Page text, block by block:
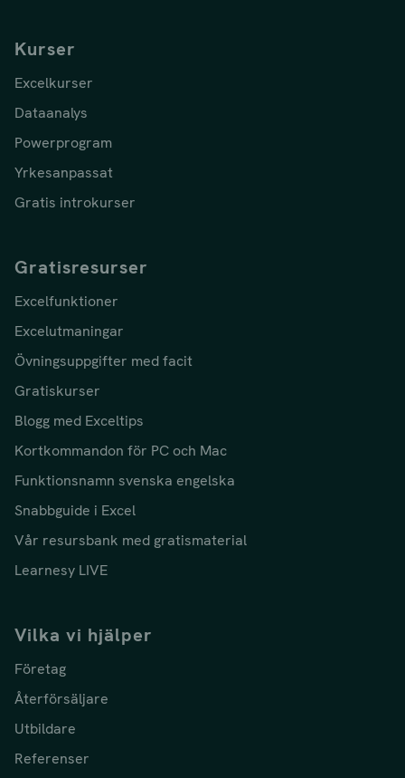
Kurser
Excelkurser
Dataanalys
Powerprogram
Yrkesanpassat
Gratis introkurser
Gratisresurser
Excelfunktioner
Excelutmaningar
Övningsuppgifter med facit
Gratiskurser
Blogg med Exceltips
Kortkommandon för PC och Mac
Funktionsnamn svenska engelska
Snabbguide i Excel
Vår resursbank med gratismaterial
Learnesy LIVE
Vilka vi hjälper
Företag
Återförsäljare
Utbildare
Referenser